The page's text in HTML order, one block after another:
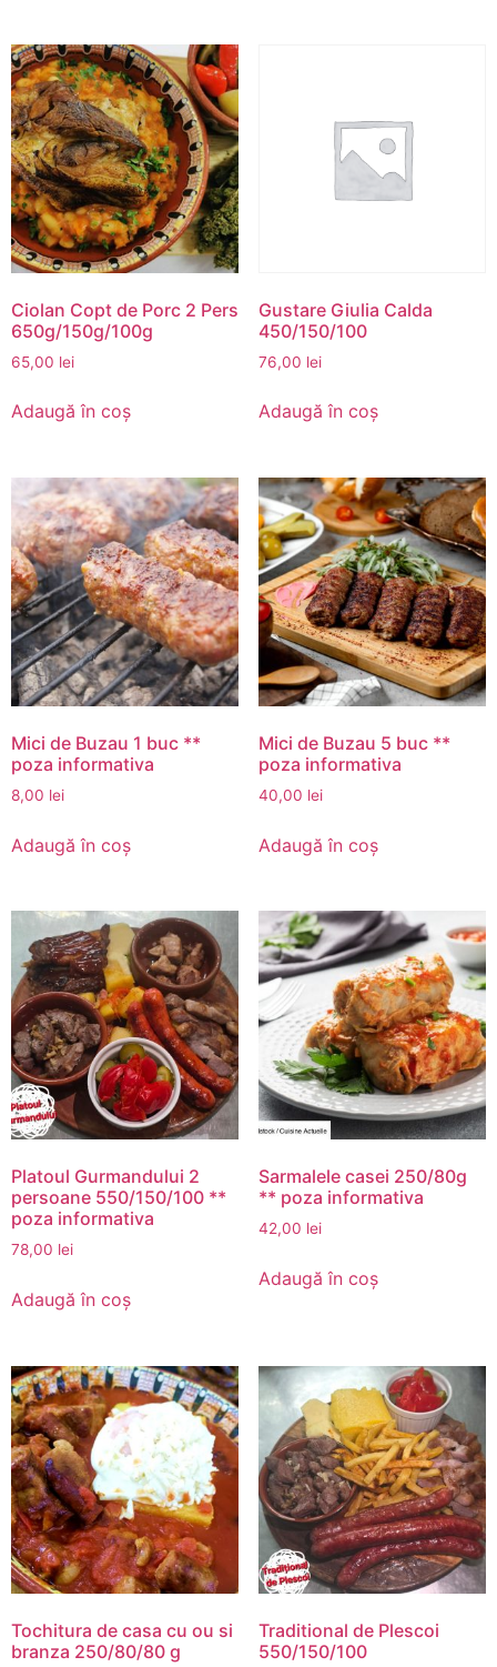
Ciolan Copt de Porc 2 Pers
650g/150g/100g
65,00 lei
Adaugă în coș
Gustare Giulia Calda
450/150/100
76,00 lei
Adaugă în coș
Mici de Buzau 1 buc **
poza informativa
8,00 lei
Adaugă în coș
Mici de Buzau 5 buc **
poza informativa
40,00 lei
Adaugă în coș
Platoul Gurmandului 2
persoane 550/150/100 **
poza informativa
78,00 lei
Adaugă în coș
Sarmalele casei 250/80g
** poza informativa
42,00 lei
Adaugă în coș
Tochitura de casa cu ou si
branza 250/80/80 g
Traditional de Plescoi
550/150/100